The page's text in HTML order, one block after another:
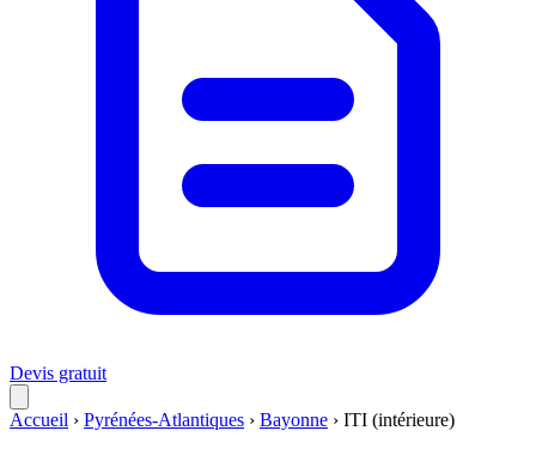
Devis gratuit
Accueil › Pyrénées-Atlantiques › Bayonne › ITI (intérieure)